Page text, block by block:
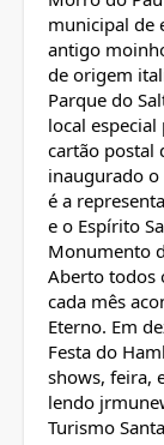
municipal de
antigo
de origem
Parque do
local
cartão postal
inaugurado
é a
e o Espírito
Monumento
Aberto todos
cada mês
Eterno. Em
Festa do
shows, feira,
lendo
Turismo